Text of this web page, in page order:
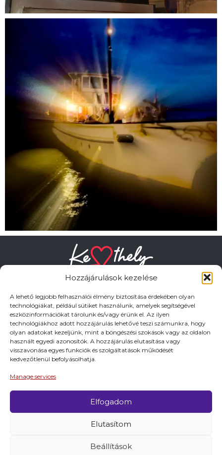
Hozzájárulások kezelése
A lehető legjobb felhasználói élmény biztosítása érdekében olyan
technológiákat, például sütiket használunk, amelyek segítségével
eszközinformációkat tárolunk és/vagy érünk el. Az ilyen
technológiákhoz adott hozzájárulás lehetővé teszi számunkra, hogy
olyan adatokat kezeljünk, mint a böngészési szokások vagy az oldalon
használt egyedi azonosítók. A hozzájárulás elutasítása vagy
visszavonása egyes funkciók és szolgáltatások működését
kedvezőtlenül befolyásolhatja.
Manage services
Elfogadom
Elutasítom
Beállítások
HASZNOS LINKEK
Adatkezelési tájékoztató
Impresszum
© 2026 Minden jog fentartva.
A keszthely.hu KIADÓJA KESZTHELY VÁROS